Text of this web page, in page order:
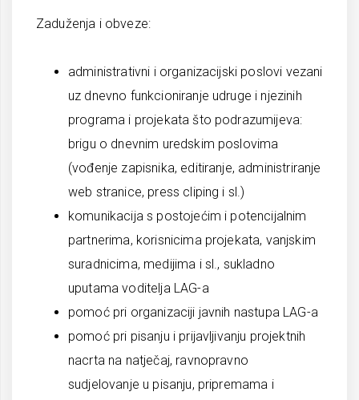
Zaduženja i obveze:
administrativni i organizacijski poslovi vezani
uz dnevno funkcioniranje udruge i njezinih
programa i projekata što podrazumijeva:
brigu o dnevnim uredskim poslovima
(vođenje zapisnika, editiranje, administriranje
web stranice, press cliping i sl.)
komunikacija s postojećim i potencijalnim
partnerima, korisnicima projekata, vanjskim
suradnicima, medijima i sl., sukladno
uputama voditelja LAG-a
pomoć pri organizaciji javnih nastupa LAG-a
pomoć pri pisanju i prijavljivanju projektnih
nacrta na natječaj, ravnopravno
sudjelovanje u pisanju, pripremama i